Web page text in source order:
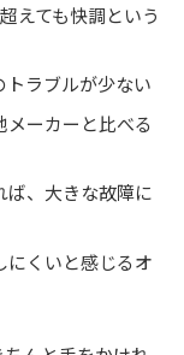
えても快調という
トラブルが少ない
ーカーと比べる
ば、大きな故障に
にくいと感じるオ